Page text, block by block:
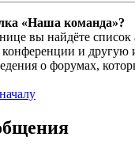
«Наша команда»?
вы найдёте
конференции и
о форумах,